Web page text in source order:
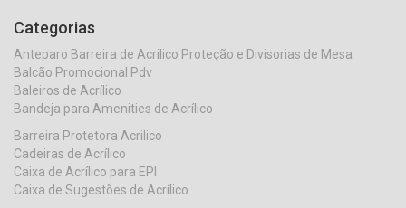
Categorias
Anteparo Barreira de Acrilico Proteção e Divisorias de Mesa
Balcão Promocional Pdv
Baleiros de Acrílico
Bandeja para Amenities de Acrílico
Barreira Protetora Acrilico
Cadeiras de Acrílico
Caixa de Acrílico para EPI
Caixa de Sugestões de Acrílico